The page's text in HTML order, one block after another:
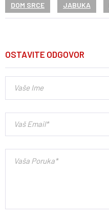
DOM SRCE JABUKA
OSTAVITE ODGOVOR